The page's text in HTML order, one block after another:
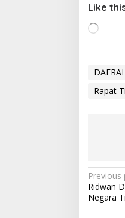
Like
d
n
Rapat
P
o
Previous
Ridwan
Negara